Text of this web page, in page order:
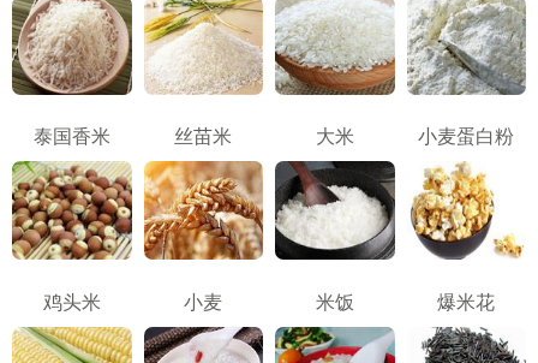
泰国香米 丝苗米 大米 小麦蛋白粉
鸡头米 小麦 米饭 爆米花